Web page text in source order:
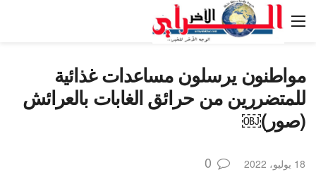
مواطنون يرسلون مساعدات غذائية
للمتضررين من حرائق الغابات بالعرائش
(صور)￼
18 يوليو، 2022 0